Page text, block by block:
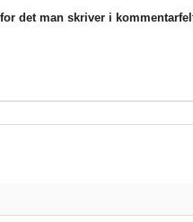
det man skriver i